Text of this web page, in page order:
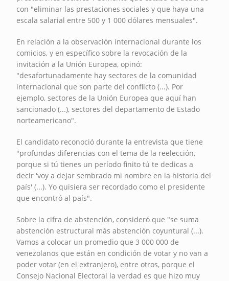
con "eliminar las prestaciones sociales y que haya una
escala salarial entre 500 y 1 000 dólares mensuales".
En relación a la observación internacional durante los
comicios, y en específico sobre la revocación de la
invitación a la Unión Europea, opinó:
"desafortunadamente hay sectores de la comunidad
internacional que son parte del conflicto (...). Por
ejemplo, sectores de la Unión Europea que aquí han
sancionado (...), sectores del departamento de Estado
norteamericano".
El candidato reconoció durante la entrevista que tiene
"profundas diferencias con el tema de la reelección,
porque si tú tienes un período finito tú te dedicas a
decir 'voy a dejar sembrado mi nombre en la historia del
país' (...). Yo quisiera ser recordado como el presidente
que encontró al país".
Sobre la cifra de abstención, consideró que "se suma
abstención estructural más abstención coyuntural (...).
Vamos a colocar un promedio que 3 000 000 de
venezolanos que están en condición de votar y no van a
poder votar (en el extranjero), entre otros, porque el
Consejo Nacional Electoral la verdad es que hizo muy